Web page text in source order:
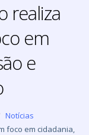
realiza
em
e
Notícias
foco em cidadania,